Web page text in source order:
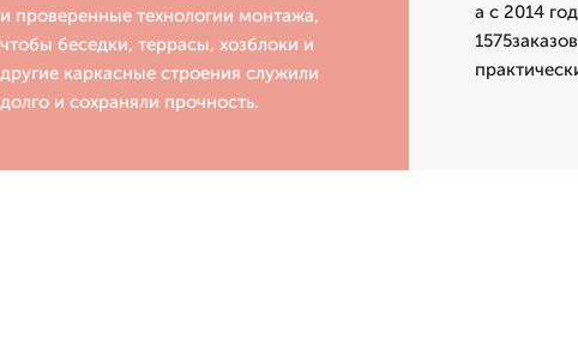
и проверенные технологии монтажа,
чтобы беседки, террасы, хозблоки и
другие каркасные строения служили
долго и сохраняли прочность.
а с 2014